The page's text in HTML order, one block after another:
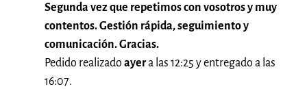
Segunda vez que repetimos con vosotros y muy
contentos. Gestión rápida, seguimiento y
comunicación. Gracias.
Pedido realizado ayera las 12:25 y entregado a las
16:07.